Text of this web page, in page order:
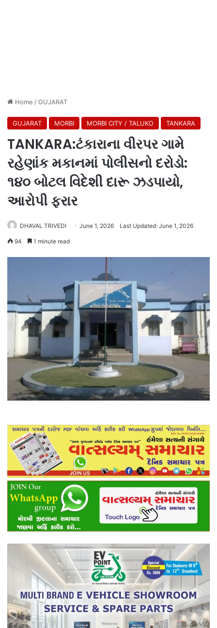
Home /GUJARAT
GUJARAT MORBI MORBI CITY / TALUKO TANKARA
TANKARA:ટંકારાના વીરપર ગામે
રહેણાંક મકાનમાં પોલીસનો દરોડો:
૧૪૦ બોટલ વિદેશી દારૂ ઝડપાયો,
આરોપી ફરાર
DHAVAL TRIVEDI June 1, 2026 Last Updated: June 1, 2026
94 1 minute read